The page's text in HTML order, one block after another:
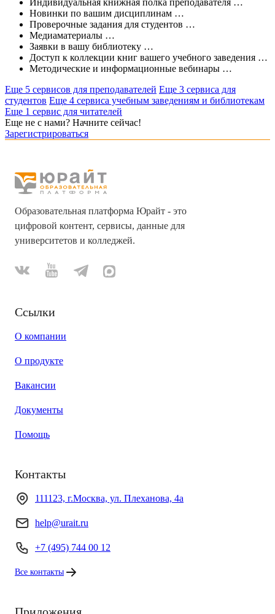
Индивидуальная книжная полка преподавателя …
Новинки по вашим дисциплинам …
Проверочные задания для студентов …
Медиаматериалы …
Заявки в вашу библиотеку …
Доступ к коллекции книг вашего учебного заведения …
Методические и информационные вебинары …
Еще 5 сервисов для преподавателей Еще 3 сервиса для
студентов Еще 4 сервиса учебным заведениям и библиотекам
Еще 1 сервис для читателей
Еще не с нами? Начните сейчас!
Зарегистрироваться
Образовательная платформа Юрайт - это
цифровой контент, сервисы, данные для
университетов и колледжей.
Ссылки
О компании
О продукте
Вакансии
Документы
Помощь
Контакты
111123, г.Москва, ул. Плеханова, 4а
help@urait.ru
+7 (495) 744 00 12
Все контакты